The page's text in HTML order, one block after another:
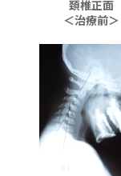
頚椎正面
＜治療前＞